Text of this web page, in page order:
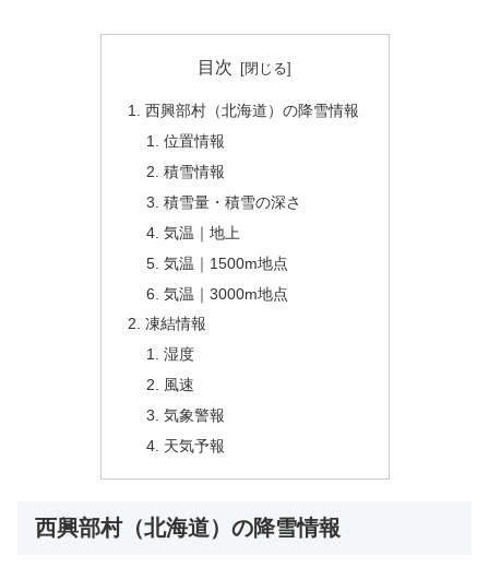
目次
西興部村（北海道）の降雪情報
位置情報
積雪情報
積雪量・積雪の深さ
気温｜地上
気温｜1500m地点
気温｜3000m地点
凍結情報
湿度
風速
気象警報
天気予報
西興部村（北海道）の降雪情報